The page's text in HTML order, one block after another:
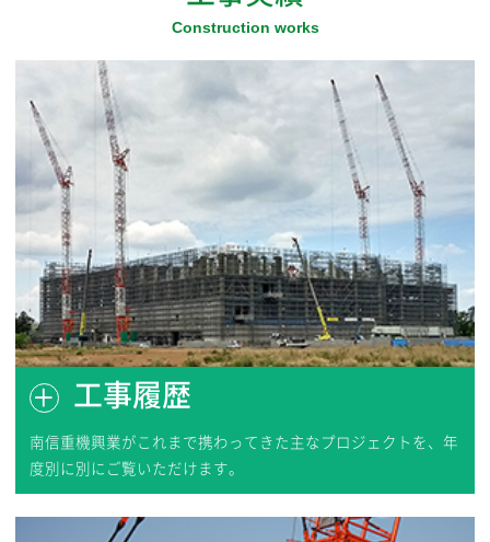
高柳カップ2025卒業大会に協賛いたしました
「柏市3R推進事業所」に登録されました
千葉県より『CO2CO2(コツコツ)スマート宣言
事業所』に登録されました
2024.11
「南信重機興業株式会社 第4回 無担保社債（株
式会社りそな銀行保証付および適格機関投資
家限定）」発行のお知らせ
2024.10
千葉県より『“社員いきいき！元気な会社”宣言
企業』に認定されました
工事履歴
南信重機興業がこれまで携わってきた主なプロジェクトを、年
度別に別にご覧いただけます。